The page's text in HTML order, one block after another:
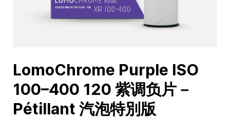
LomoChrome Purple ISO
100–400 120 紫调负片－
Pétillant 汽泡特別版